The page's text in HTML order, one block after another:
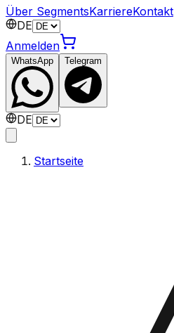
Über SegmentsKarriereKontakt
DE
Anmelden
WhatsApp Telegram
DE
Startseite